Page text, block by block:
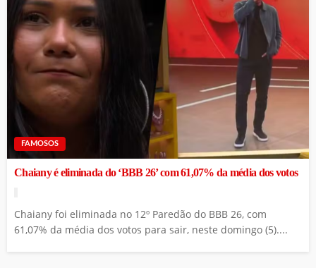
FAMOSOS
Chaiany é eliminada do ‘BBB 26’ com 61,07% da média dos votos
Chaiany foi eliminada no 12º Paredão do BBB 26, com
61,07% da média dos votos para sair, neste domingo (5)....